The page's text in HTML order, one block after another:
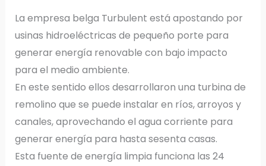
La empresa belga Turbulent está apostando por
usinas hidroeléctricas de pequeño porte para
generar energía renovable con bajo impacto
para el medio ambiente.
En este sentido ellos desarrollaron una turbina de
remolino que se puede instalar en ríos, arroyos y
canales, aprovechando el agua corriente para
generar energía para hasta sesenta casas.
Esta fuente de energía limpia funciona las 24